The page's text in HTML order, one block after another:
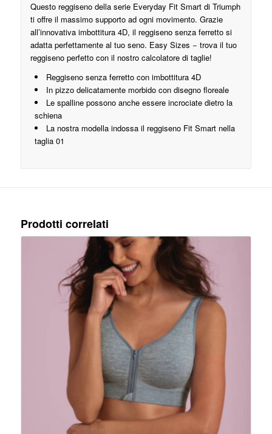
Questo reggiseno della serie Everyday Fit Smart di Triumph
ti offre il massimo supporto ad ogni movimento. Grazie
all’innovativa imbottitura 4D, il reggiseno senza ferretto si
adatta perfettamente al tuo seno. Easy Sizes − trova il tuo
reggiseno perfetto con il nostro calcolatore di taglie!
Reggiseno senza ferretto con imbottitura 4D
In pizzo delicatamente morbido con disegno floreale
Le spalline possono anche essere incrociate dietro la
schiena
La nostra modella indossa il reggiseno Fit Smart nella
taglia 01
Prodotti correlati